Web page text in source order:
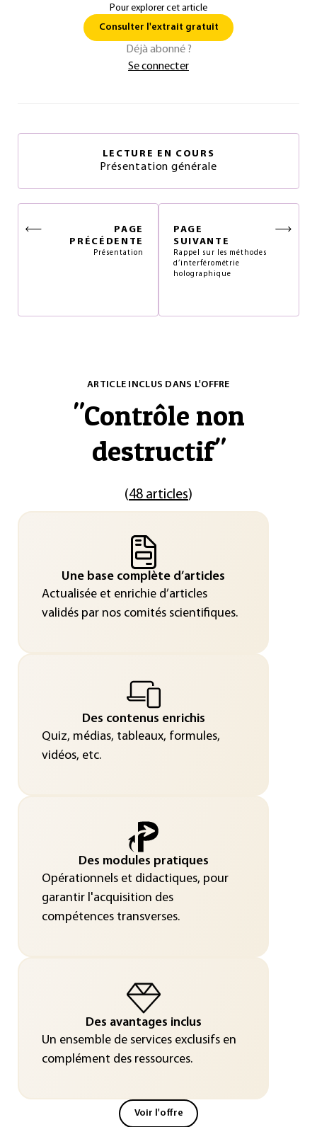
Pour explorer cet article
Consulter l'extrait gratuit
Déjà abonné ?
Se connecter
LECTURE EN COURS
Présentation générale
PAGE
PRÉCÉDENTE
Présentation
PAGE
SUIVANTE
Rappel sur les méthodes
d’interférométrie
holographique
ARTICLE INCLUS DANS L'OFFRE
"Contrôle non
destructif"
(48 articles)
Une base complète d’articles
Actualisée et enrichie d’articles
validés par nos comités scientifiques.
Des contenus enrichis
Quiz, médias, tableaux, formules,
vidéos, etc.
Des modules pratiques
Opérationnels et didactiques, pour
garantir l'acquisition des
compétences transverses.
Des avantages inclus
Un ensemble de services exclusifs en
complément des ressources.
Voir l'offre